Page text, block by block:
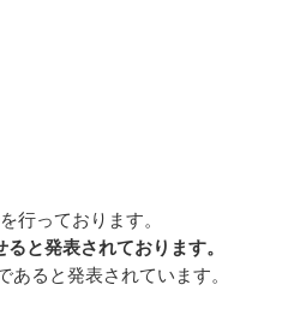
行っております。
と発表されております。
あると発表されています。